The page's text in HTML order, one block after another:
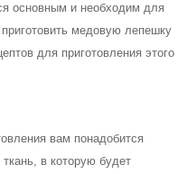
основным и необходим для
медовую лепешку
для приготовления этого
вам понадобится
в которую будет